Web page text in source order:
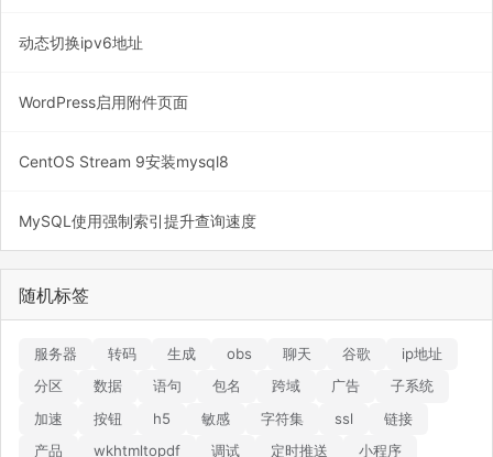
动态切换ipv6地址
WordPress启用附件页面
CentOS Stream 9安装mysql8
MySQL使用强制索引提升查询速度
随机标签
服务器 转码 生成 obs 聊天 谷歌
ip地址
分区
数据 语句 包名 跨域 广告
子系统
加速
按钮 h5 敏感 字符集 ssl
链接
产品
wkhtmltopdf 调试 定时推送 小程序